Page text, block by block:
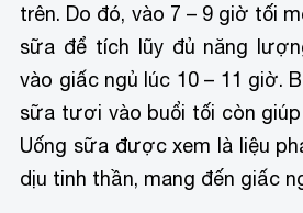
trên. Do đó, vào 7 – 9 giờ tối
sữa để tích lũy đủ năng
vào giấc ngủ lúc 10 – 11 giờ.
sữa tươi vào buổi tối còn
Uống sữa được xem là liệu
dịu tinh thần, mang đến giấc